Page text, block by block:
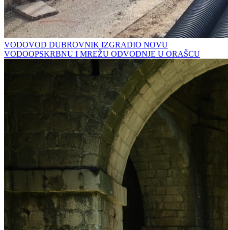
VODOVOD DUBROVNIK IZGRADIO NOVU
VODOOPSKRBNU I MREŽU ODVODNJE U ORAŠCU